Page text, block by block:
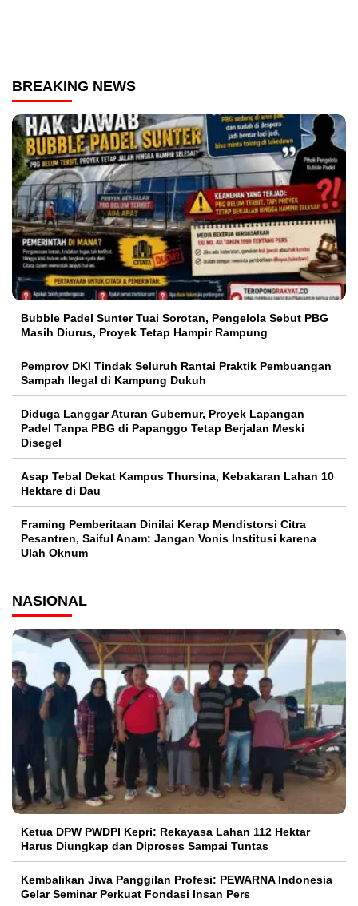
BREAKING NEWS
Bubble Padel Sunter Tuai Sorotan, Pengelola Sebut PBG
Masih Diurus, Proyek Tetap Hampir Rampung
Pemprov DKI Tindak Seluruh Rantai Praktik Pembuangan
Sampah Ilegal di Kampung Dukuh
Diduga Langgar Aturan Gubernur, Proyek Lapangan
Padel Tanpa PBG di Papanggo Tetap Berjalan Meski
Disegel
Asap Tebal Dekat Kampus Thursina, Kebakaran Lahan 10
Hektare di Dau
Framing Pemberitaan Dinilai Kerap Mendistorsi Citra
Pesantren, Saiful Anam: Jangan Vonis Institusi karena
Ulah Oknum
NASIONAL
Ketua DPW PWDPI Kepri: Rekayasa Lahan 112 Hektar
Harus Diungkap dan Diproses Sampai Tuntas
Kembalikan Jiwa Panggilan Profesi: PEWARNA Indonesia
Gelar Seminar Perkuat Fondasi Insan Pers